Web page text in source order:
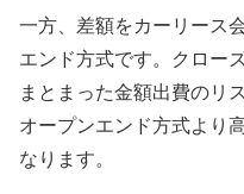
一方、差額をカーリース
エンド方式です。クロー
まとまった金額出費のリ
オープンエンド方式より
なります。